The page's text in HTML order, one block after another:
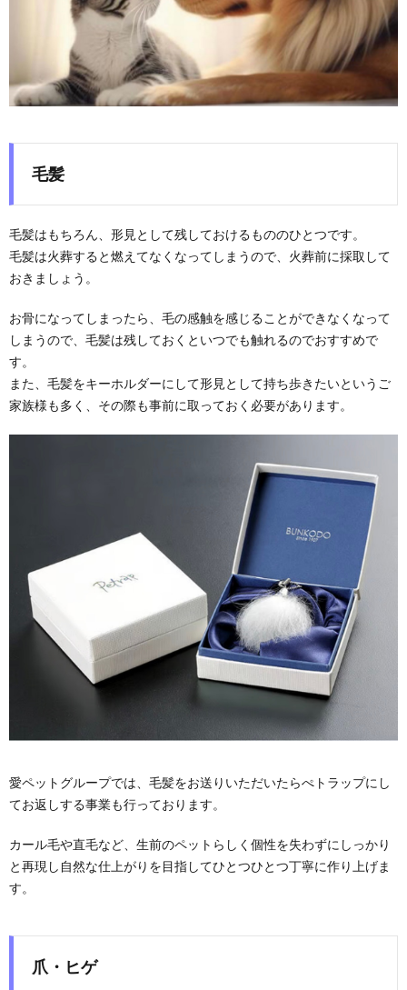
毛髪
毛髪はもちろん、形見として残しておけるもののひとつです。
毛髪は火葬すると燃えてなくなってしまうので、火葬前に採取して
おきましょう。
お骨になってしまったら、毛の感触を感じることができなくなって
しまうので、毛髪は残しておくといつでも触れるのでおすすめで
す。
また、毛髪をキーホルダーにして形見として持ち歩きたいというご
家族様も多く、その際も事前に取っておく必要があります。
愛ペットグループでは、毛髪をお送りいただいたらぺトラップにし
てお返しする事業も行っております。
カール毛や直毛など、生前のペットらしく個性を失わずにしっかり
と再現し自然な仕上がりを目指してひとつひとつ丁寧に作り上げま
す。
爪・ヒゲ